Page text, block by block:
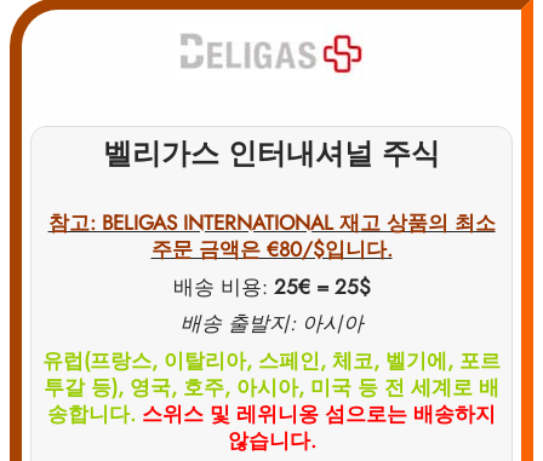
벨리가스 인터내셔널 주식
참고: BELIGAS INTERNATIONAL 재고 상품의 최소
주문 금액은 €80/$입니다.
배송 비용: 25€ = 25$
배송 출발지: 아시아
유럽(프랑스, 이탈리아, 스페인, 체코, 벨기에, 포르
투갈 등), 영국, 호주, 아시아, 미국 등 전 세계로 배
송합니다. 스위스 및 레위니옹 섬으로는 배송하지
않습니다.